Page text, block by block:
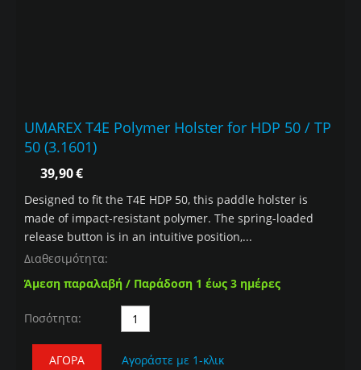
UMAREX T4E Polymer Holster for HDP 50 / TP
50 (3.1601)
39,90€
Designed to fit the T4E HDP 50, this paddle holster is
made of impact-resistant polymer. The spring-loaded
release button is in an intuitive position,...
Διαθεσιμότητα:
Άμεση παραλαβή / Παράδοση 1 έως 3 ημέρες
Ποσότητα:
ΑΓΟΡΆ Αγοράστε με 1-κλικ